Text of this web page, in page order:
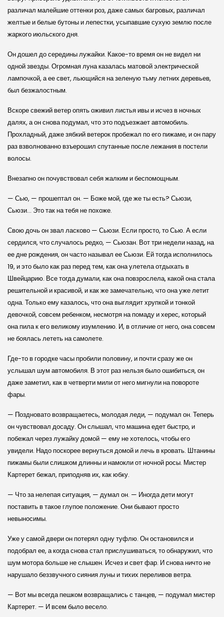
различал малейшие оттенки роз, даже самых багровых, различал
желтые и белые бутоны и лепестки, усыпавшие сухую землю после
жаркого июльского дня.
Он дошел до середины лужайки. Какое-то время он не видел ни
одной звезды. Огромная луна казалась матовой электрической
лампочкой, а ее свет, льющийся на зеленую тьму летних деревьев,
был безжалостным.
Вскоре свежий ветер опять оживил листья ивы и исчез в ночных
далях, а он снова подумал, что это подъезжает автомобиль.
Прохладный, даже зябкий ветерок пробежал по его пижаме, и он пару
раз взволнованно взъерошил спутанные после лежания в постели
волосы.
Внезапно он почувствовал себя жалким и беспомощным.
— Сью, — прошептал он. — Боже мой, где же ты есть? Сьюзи,
Сьюзи… Это так на тебя не похоже.
Свою дочь он звал ласково — Сьюзи. Если просто, то Сью. А если
сердился, что случалось редко, — Сьюзан. Вот три недели назад, на
ее дне рождения, он часто называл ее Сьюзи. Ей тогда исполнилось
19, и это было как раз перед тем, как она улетела отдыхать в
Швейцарию. Все тогда думали, как она повзрослела, какой она стала
решительной и красивой, и как же замечательно, что она уже летит
одна. Только ему казалось, что она выглядит хрупкой и тонкой
девочкой, совсем ребенком, несмотря на помаду и херес, который
она пила к его великому изумлению. И, в отличие от него, она совсем
не боялась лететь на самолете.
Где-то в городке часы пробили половину, и почти сразу же он
услышал шум автомобиля. В этот раз нельзя было ошибиться, он
даже заметил, как в четверти мили от него мигнули на повороте
фары.
— Поздновато возвращаетесь, молодая леди, — подумал он. Теперь
он чувствовал досаду. Он слышал, что машина едет быстро, и
побежал через лужайку домой — ему не хотелось, чтобы его
увидели. Надо поскорее вернуться домой и лечь в кровать. Штанины
пижамы были слишком длинны и намокли от ночной росы. Мистер
Картерет бежал, приподняв их, как юбку.
— Что за нелепая ситуация, — думал он. — Иногда дети могут
поставить в такое глупое положение. Они бывают просто
невыносимы.
Уже у самой двери он потерял одну туфлю. Он остановился и
подобрал ее, а когда снова стал прислушиваться, то обнаружил, что
шум мотора больше не слышен. Исчез и свет фар. И снова ничто не
нарушало беззвучного сияния луны и тихих переливов ветра.
— Вот мы всегда пешком возвращались с танцев, — подумал мистер
Картерет. — И всем было весело.